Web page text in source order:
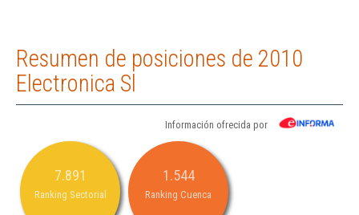
Resumen de posiciones de 2010
Electronica Sl
Información ofrecida por
7.891
Ranking Sectorial
1.544
Ranking Cuenca